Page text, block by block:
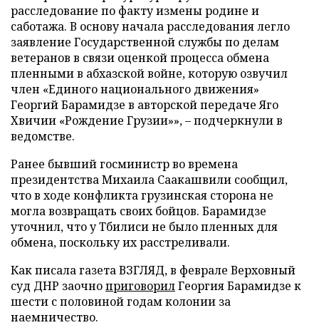
расследование по факту измены родине и
саботажа. В основу начала расследования легло
заявление Государственной службы по делам
ветеранов в связи оценкой процесса обмена
пленными в абхазской войне, которую озвучил
член «Единого национального движения»
Георгий Барамидзе в авторской передаче Яго
Хвичии «Рождение Грузии»», – подчеркнули в
ведомстве.
Ранее бывший госминистр во времена
президентства Михаила Саакашвили сообщил,
что в ходе конфликта грузинская сторона не
могла возвращать своих бойцов. Барамидзе
уточнил, что у Тбилиси не было пленных для
обмена, поскольку их расстреливали.
Как писала газета ВЗГЛЯД, в феврале Верховный
суд ДНР заочноприговорилГеоргия Барамидзе к
шести с половиной годам колонии за
наемничество.